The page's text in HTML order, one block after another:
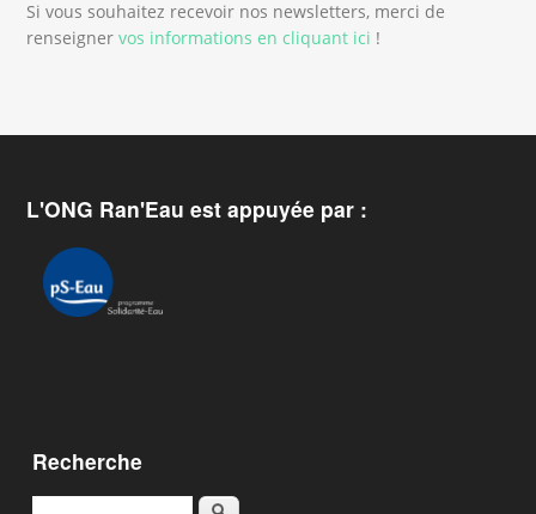
Si vous souhaitez recevoir nos newsletters, merci de
renseignervos informations en cliquant ici !
L'ONG Ran'Eau est appuyée par :
Recherche
Rechercher